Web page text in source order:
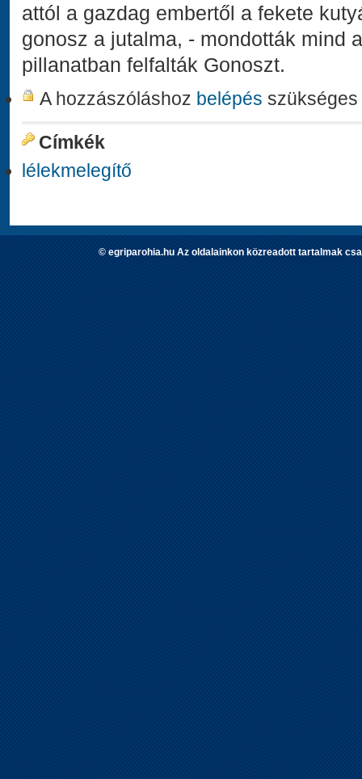
attól a gazdag embertől a fekete
gonosz a jutalma, - mondották mind
pillanatban felfalták Gonoszt.
A hozzászóláshoz belépés szükséges
Címkék
lélekmelegítő
© egriparohia.hu Az oldalainkon közreadott tartalmak